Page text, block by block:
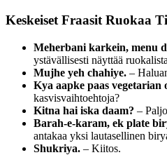
Keskeiset Fraasit Ruokaa
Meherbani karkein, menu
ystävällisesti näyttää
Mujhe yeh chahiye. –
Kya aapke paas vegetarian
kasvisvaihtoehtoja?
Kitna hai iska daam? –
Barah-e-karam, ek plate
antakaa yksi lautasellinen
Shukriya. – Kiitos.